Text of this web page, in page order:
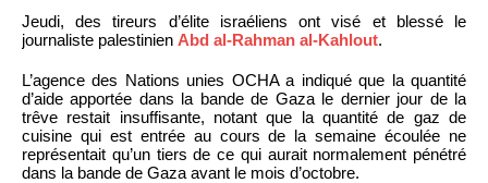
Jeudi, des tireurs d’élite israéliens ont visé et blessé le
journaliste palestinien Abd al-Rahman al-Kahlout.
L’agence des Nations unies OCHA a indiqué que la quantité
d’aide apportée dans la bande de Gaza le dernier jour de la
trêve restait insuffisante, notant que la quantité de gaz de
cuisine qui est entrée au cours de la semaine écoulée ne
représentait qu’un tiers de ce qui aurait normalement pénétré
dans la bande de Gaza avant le mois d’octobre.